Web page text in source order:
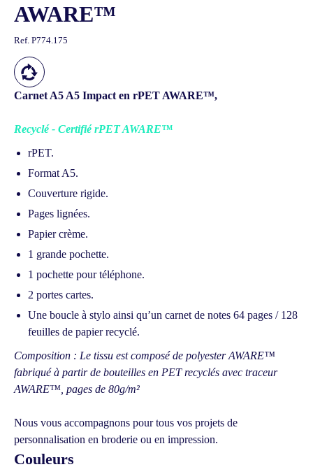
AWARE™
Ref. P774.175
Carnet A5 A5 Impact en rPET AWARE™,
Recyclé - Certifié rPET AWARE™
rPET.
Format A5.
Couverture rigide.
Pages lignées.
Papier crème.
1 grande pochette.
1 pochette pour téléphone.
2 portes cartes.
Une boucle à stylo ainsi qu’un carnet de notes 64 pages / 128
feuilles de papier recyclé.
Composition : Le tissu est composé de polyester AWARE™
fabriqué à partir de bouteilles en PET recyclés avec traceur
AWARE™, pages de 80g/m²
Nous vous accompagnons pour tous vos projets de
personnalisation en broderie ou en impression.
Couleurs